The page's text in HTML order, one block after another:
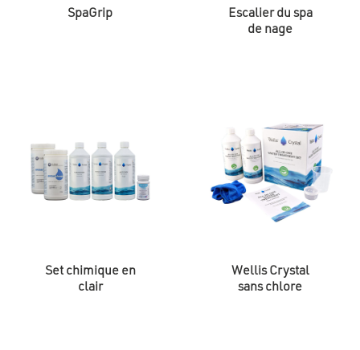
SpaGrip
Escalier du spa
de nage
Set chimique en
clair
Wellis Crystal
sans chlore